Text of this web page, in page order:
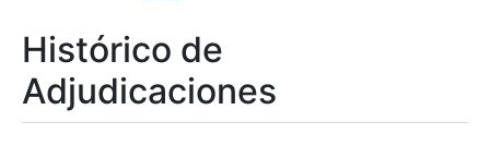
Histórico de
Adjudicaciones